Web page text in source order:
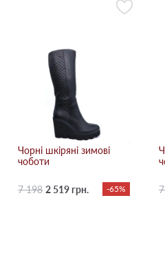
Чорні шкіряні зимові
чоботи
7 198 2 519 грн. -65%